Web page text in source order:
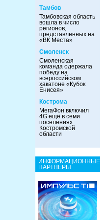
Тамбов
Тамбовская область
вошла в число
регионов,
представленных на
«ВК Места»
Смоленск
Смоленская
команда одержала
победу на
всероссийском
хакатоне «Кубок
Енисея»
Кострома
МегаФон включил
4G ещё в семи
поселениях
Костромской
области
ИНФОРМАЦИОННЫЕ
ПАРТНЕРЫ